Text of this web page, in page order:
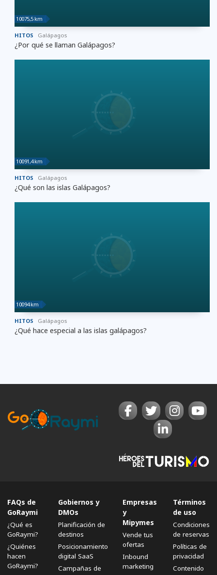
10075,5 km
HITOS Galápagos
¿Por qué se llaman Galápagos?
10091,4 km
HITOS Galápagos
¿Qué son las islas Galápagos?
10094 km
HITOS Galápagos
¿Qué hace especial a las islas galápagos?
FAQs de
GoRaymi
¿Qué es
GoRaymi?
¿Quiénes
hacen
GoRaymi?
Gobiernos y
DMOs
Planificación de
destinos
Posicionamiento
digital SaaS
Campañas de
Empresas
y
Mipymes
Vende tus
ofertas
Inbound
marketing
Términos
de uso
Condiciones
de reservas
Políticas de
privacidad
Contenido